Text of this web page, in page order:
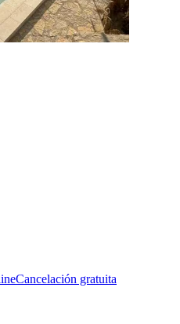
Cancelación gratuita